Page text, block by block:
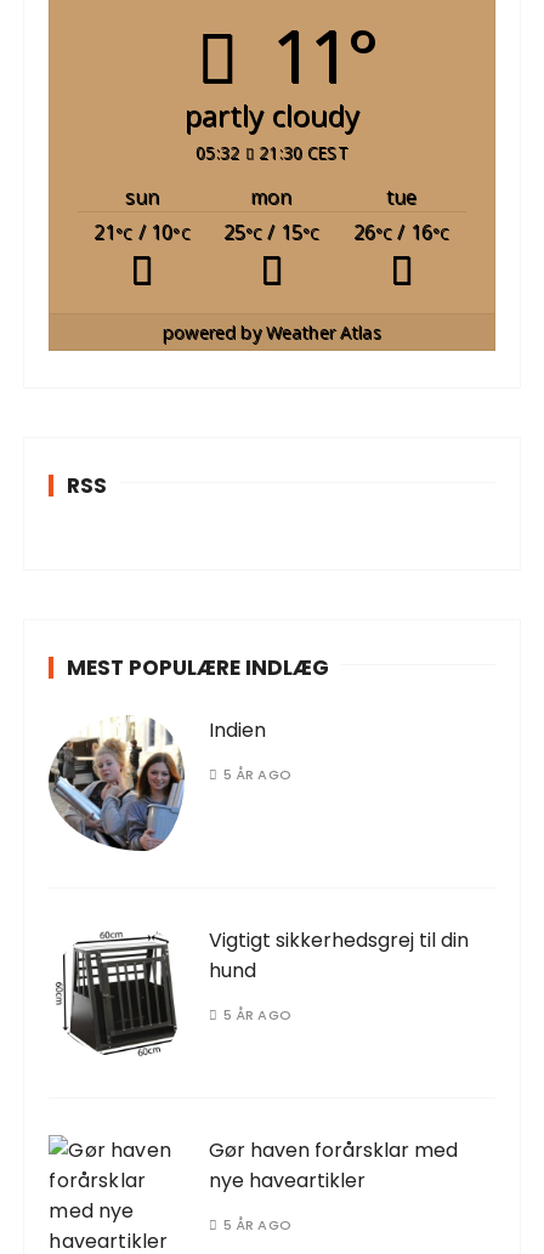
11°
partly cloudy
05:32 21:30 CEST
sun mon
tue
21°C / 10°C 25°C / 15°C 26°C / 16°C
powered byWeather Atlas
RSS
MEST POPULÆRE INDLÆG
Indien
5 ÅR AGO
Vigtigt sikkerhedsgrej til din
hund
5 ÅR AGO
Gør haven forårsklar med
nye haveartikler
5 ÅR AGO